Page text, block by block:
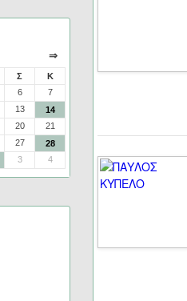
⇒
Σ
Κ
6
7
13
14
20
21
27
28
3 4